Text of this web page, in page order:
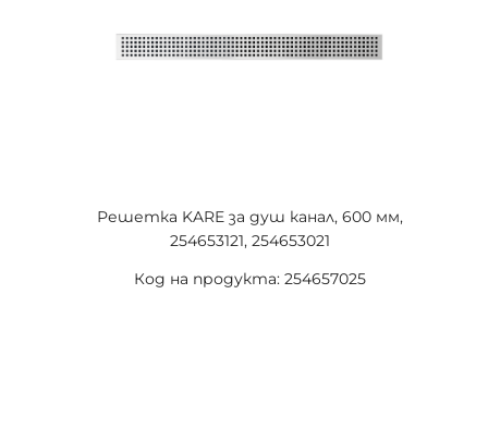
Решетка KARE за душ канал, 600 мм,
254653121, 254653021
Код на продукта: 254657025